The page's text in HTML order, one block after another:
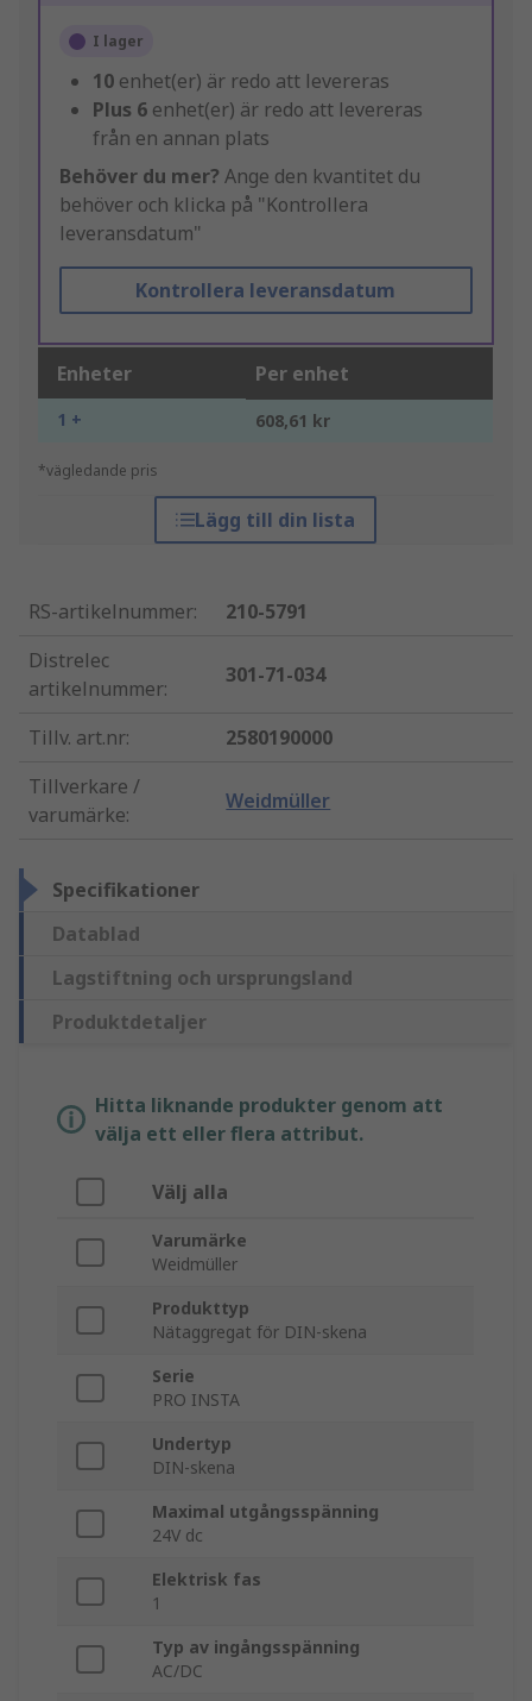
I lager
10 enhet(er) är redo att levereras
Plus 6 enhet(er) är redo att levereras
från en annan plats
Behöver du mer? Ange den kvantitet du
behöver och klicka på "Kontrollera
leveransdatum"
Kontrollera leveransdatum
Enheter Per enhet
1 + 608,61 kr
*vägledande pris
Lägg till din lista
RS-artikelnummer:
210-5791
Distrelec
artikelnummer:
301-71-034
Tillv. art.nr:
2580190000
Tillverkare /
varumärke:
Weidmüller
Specifikationer
Datablad
Lagstiftning och ursprungsland
Produktdetaljer
Hitta liknande produkter genom att
välja ett eller flera attribut.
Välj alla
Varumärke
Weidmüller
Produkttyp
Nätaggregat för DIN-skena
Serie
PRO INSTA
Undertyp
DIN-skena
Maximal utgångsspänning
24V dc
Elektrisk fas
1
Typ av ingångsspänning
AC/DC